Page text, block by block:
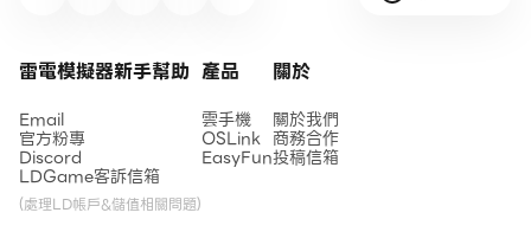
雷電模擬器新手幫助
Email
官方粉專
Discord
LDGame客訴信箱
(處理LD帳戶&儲值相關問題)
產品
雲手機
OSLink
EasyFun
關於
關於我們
商務合作
投稿信箱